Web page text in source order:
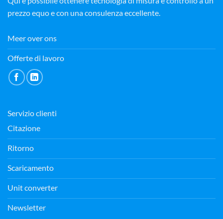
prezzo equo e con una consulenza eccellente.
Meer over ons
Offerte di lavoro
Servizio clienti
Citazione
Ritorno
Scaricamento
Unit converter
Newsletter